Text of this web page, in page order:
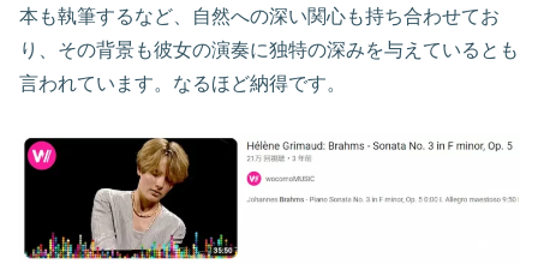
本も執筆するなど、自然への深い関心も持ち合わせてお
り、その背景も彼女の演奏に独特の深みを与えているとも
言われています。なるほど納得です。